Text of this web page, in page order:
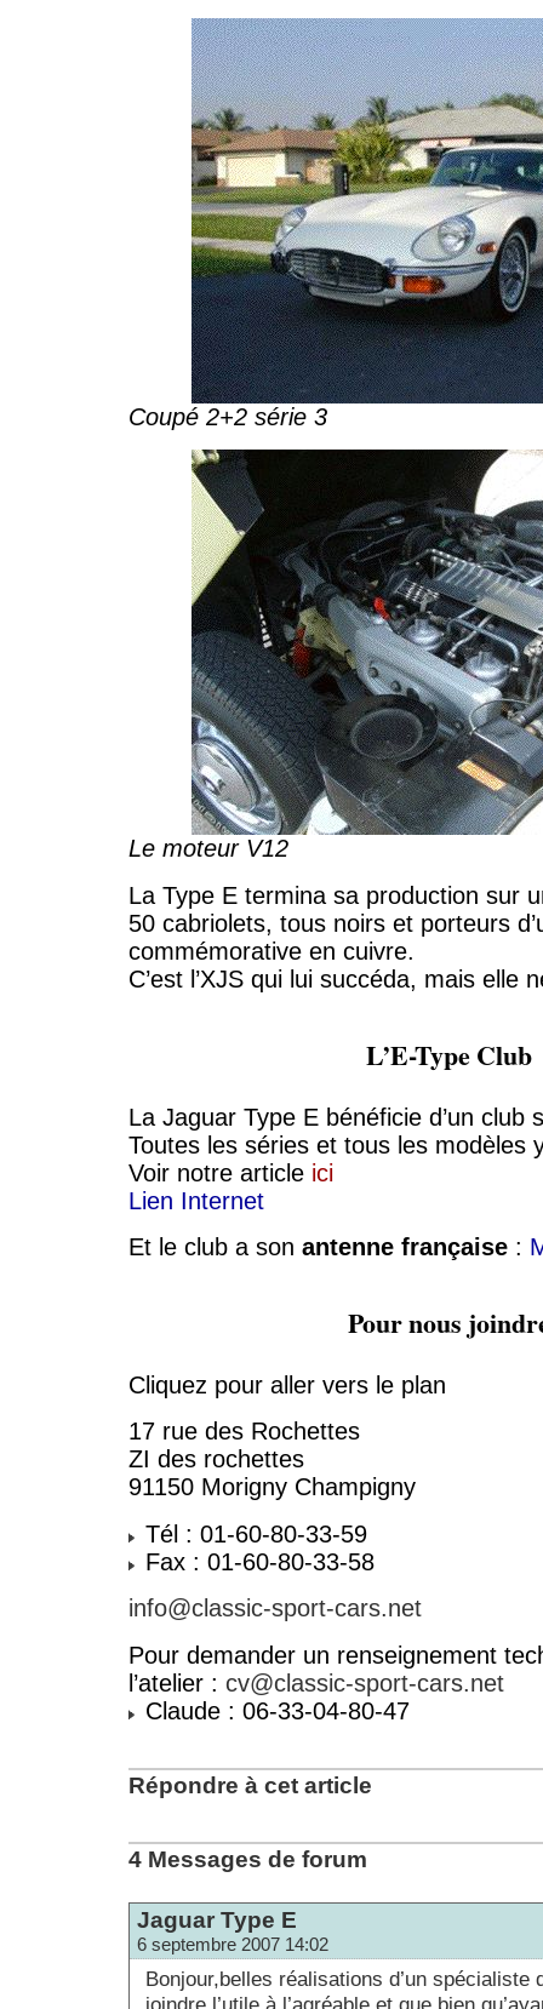
Coupé 2+2 série 3
Le moteur V12
La Type E termina sa production sur
50 cabriolets, tous noirs et porteurs
commémorative en cuivre.
C’est l’XJS qui lui succéda, mais elle
L’E-Type Club
La Jaguar Type E bénéficie d’un club
Toutes les séries et tous les modèles
Voir notre article ici
Lien Internet
Et le club a son antenne française :
Pour nous
Cliquez pour aller vers le plan
17 rue des Rochettes
ZI des rochettes
91150 Morigny Champigny
Tél : 01-60-80-33-59
Fax : 01-60-80-33-58
info@classic-sport-cars.net
Pour demander un renseignement
l’atelier : cv@classic-sport-cars.net
Claude : 06-33-04-80-47
Répondre à cet article
4 Messages de forum
Jaguar Type E
6 septembre 2007 14:02
Bonjour,belles réalisations d’un spécialiste